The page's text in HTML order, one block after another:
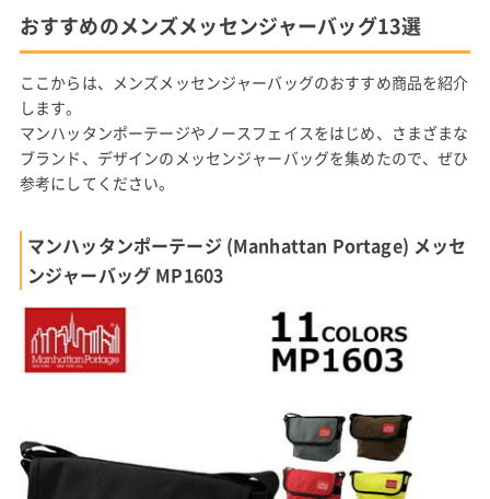
おすすめのメンズメッセンジャーバッグ13選
ここからは、メンズメッセンジャーバッグのおすすめ商品を紹介
します。
マンハッタンポーテージやノースフェイスをはじめ、さまざまな
ブランド、デザインのメッセンジャーバッグを集めたので、ぜひ
参考にしてください。
マンハッタンポーテージ (Manhattan Portage) メッセ
ンジャーバッグ MP1603